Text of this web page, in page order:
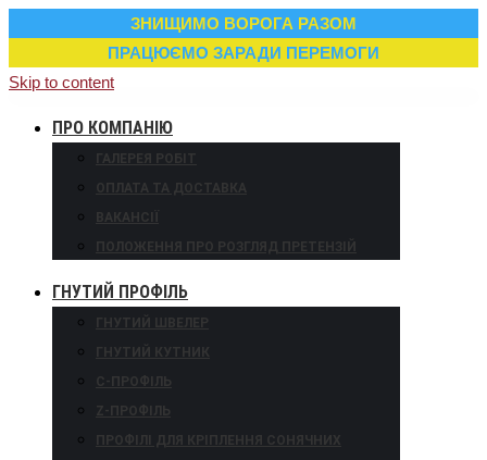
ЗНИЩИМО ВОРОГА РАЗОМ
ПРАЦЮЄМО ЗАРАДИ ПЕРЕМОГИ
Skip to content
ПРО КОМПАНІЮ
ГАЛЕРЕЯ РОБІТ
ОПЛАТА ТА ДОСТАВКА
ВАКАНСІЇ
ПОЛОЖЕННЯ ПРО РОЗГЛЯД ПРЕТЕНЗІЙ
ГНУТИЙ ПРОФІЛЬ
ГНУТИЙ ШВЕЛЕР
ГНУТИЙ КУТНИК
С-ПРОФІЛЬ
Z-ПРОФІЛЬ
ПРОФІЛІ ДЛЯ КРІПЛЕННЯ СОНЯЧНИХ